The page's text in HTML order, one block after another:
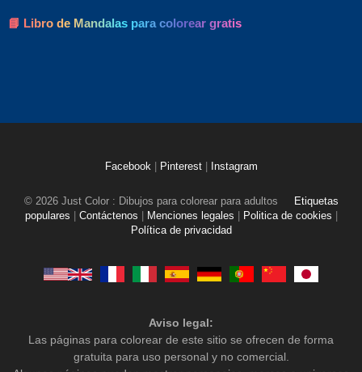
📘 Libro de Mandalas para colorear gratis
Facebook Pinterest Instagram
© 2026 Just Color : Dibujos para colorear para adultos
Etiquetas
populares
Contáctenos Menciones legales Politica de cookies
Política de privacidad
Aviso legal:
Las páginas para colorear de este sitio se ofrecen de forma
gratuita para uso personal y no comercial.